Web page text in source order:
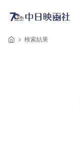
検索結果